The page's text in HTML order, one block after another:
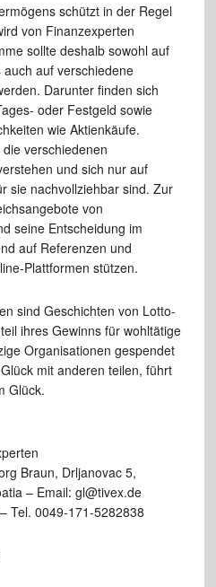
schützt in der Regel
von Finanzexperten
sollte deshalb sowohl auf
auf verschiedene
Darunter finden sich
oder Festgeld sowie
wie Aktienkäufe.
verschiedenen
und sich nur auf
sie nachvollziehbar sind. Zur
von
seine Entscheidung im
auf Referenzen und
Plattformen stützen.
sind Geschichten von Lotto-
ihres Gewinns für wohltätige
Organisationen gespendet
mit anderen teilen, führt
Glück.
Braun, Drljanovac 5,
– Email: gl@tivex.de
Tel. 0049-171-5282838